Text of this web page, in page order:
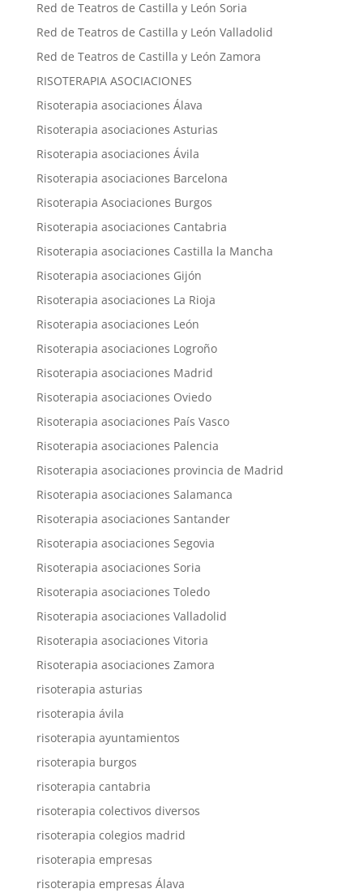
Red de Teatros de Castilla y León Soria
Red de Teatros de Castilla y León Valladolid
Red de Teatros de Castilla y León Zamora
RISOTERAPIA ASOCIACIONES
Risoterapia asociaciones Álava
Risoterapia asociaciones Asturias
Risoterapia asociaciones Ávila
Risoterapia asociaciones Barcelona
Risoterapia Asociaciones Burgos
Risoterapia asociaciones Cantabria
Risoterapia asociaciones Castilla la Mancha
Risoterapia asociaciones Gijón
Risoterapia asociaciones La Rioja
Risoterapia asociaciones León
Risoterapia asociaciones Logroño
Risoterapia asociaciones Madrid
Risoterapia asociaciones Oviedo
Risoterapia asociaciones País Vasco
Risoterapia asociaciones Palencia
Risoterapia asociaciones provincia de Madrid
Risoterapia asociaciones Salamanca
Risoterapia asociaciones Santander
Risoterapia asociaciones Segovia
Risoterapia asociaciones Soria
Risoterapia asociaciones Toledo
Risoterapia asociaciones Valladolid
Risoterapia asociaciones Vitoria
Risoterapia asociaciones Zamora
risoterapia asturias
risoterapia ávila
risoterapia ayuntamientos
risoterapia burgos
risoterapia cantabria
risoterapia colectivos diversos
risoterapia colegios madrid
risoterapia empresas
risoterapia empresas Álava